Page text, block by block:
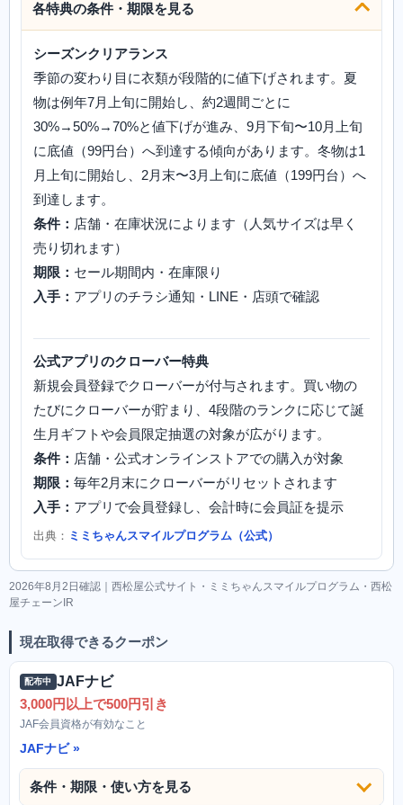
各特典の条件・期限を見る
シーズンクリアランス
季節の変わり目に衣類が段階的に値下げされます。夏
物は例年7月上旬に開始し、約2週間ごとに
30%→50%→70%と値下げが進み、9月下旬〜10月上旬
に底値（99円台）へ到達する傾向があります。冬物は1
月上旬に開始し、2月末〜3月上旬に底値（199円台）へ
到達します。
条件： 店舗・在庫状況によります（人気サイズは早く
売り切れます）
期限： セール期間内・在庫限り
入手： アプリのチラシ通知・LINE・店頭で確認
公式アプリのクローバー特典
新規会員登録でクローバーが付与されます。買い物の
たびにクローバーが貯まり、4段階のランクに応じて誕
生月ギフトや会員限定抽選の対象が広がります。
条件： 店舗・公式オンラインストアでの購入が対象
期限： 毎年2月末にクローバーがリセットされます
入手： アプリで会員登録し、会計時に会員証を提示
出典： ミミちゃんスマイルプログラム（公式）
2026年8月2日確認｜西松屋公式サイト・ミミちゃんスマイルプログラム・西松
屋チェーンIR
現在取得できるクーポン
配布中
JAFナビ
3,000円以上で500円引き
JAF会員資格が有効なこと
JAFナビ
条件・期限・使い方を見る